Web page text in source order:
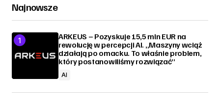
Najnowsze
ARKEUS – Pozyskuje 15,5 mln EUR na
rewolucję w percepcji AI. „Maszyny wciąż
działają po omacku. To właśnie problem,
który postanowiliśmy rozwiązać”
AI